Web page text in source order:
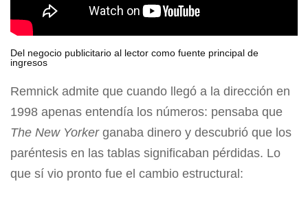
Del negocio publicitario al lector como fuente principal de
ingresos
Remnick admite que cuando llegó a la dirección en
1998 apenas entendía los números: pensaba que
The New Yorkerganaba dinero y descubrió que los
paréntesis en las tablas significaban pérdidas. Lo
que sí vio pronto fue el cambio estructural: